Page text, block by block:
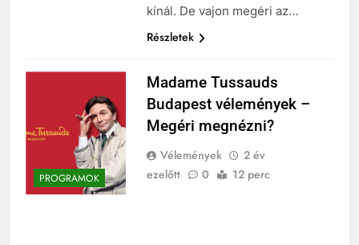
kínál. De vajon megéri az…
Részletek
PROGRAMOK
Madame Tussauds
Budapest vélemények –
Megéri megnézni?
Vélemények
2 év
ezelőtt
0 12 perc